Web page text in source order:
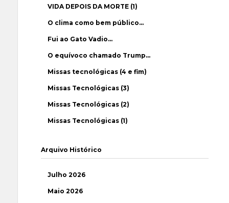
VIDA DEPOIS DA MORTE (1)
O clima como bem público…
Fui ao Gato Vadio…
O equívoco chamado Trump…
Missas tecnológicas (4 e fim)
Missas Tecnológicas (3)
Missas Tecnológicas (2)
Missas Tecnológicas (1)
Arquivo Histórico
Julho 2026
Maio 2026